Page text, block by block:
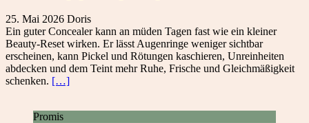
25. Mai 2026 Doris
Ein guter Concealer kann an müden Tagen fast wie ein kleiner
Beauty-Reset wirken. Er lässt Augenringe weniger sichtbar
erscheinen, kann Pickel und Rötungen kaschieren, Unreinheiten
abdecken und dem Teint mehr Ruhe, Frische und Gleichmäßigkeit
schenken. […]
Promis